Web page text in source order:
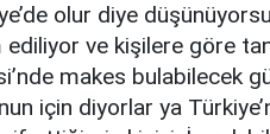
olur diye
ve kişilere göre
makes bulabilecek
için diyorlar ya